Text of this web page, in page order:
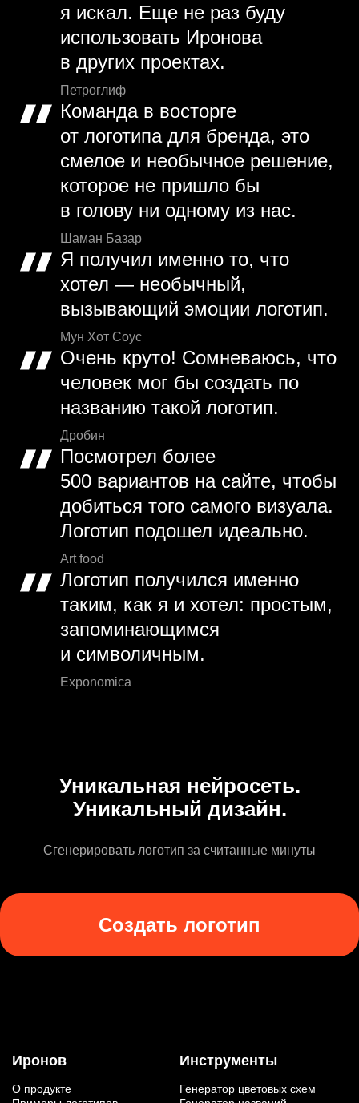
я искал. Еще не раз буду
использовать Иронова
в других проектах.
Петроглиф
Команда в восторге
от логотипа для бренда, это
смелое и необычное решение,
которое не пришло бы
в голову ни одному из нас.
Шаман Базар
Я получил именно то, что
хотел — необычный,
вызывающий эмоции логотип.
Мун Хот Соус
Очень круто! Сомневаюсь, что
человек мог бы создать по
названию такой логотип.
Дробин
Посмотрел более
500 вариантов на сайте, чтобы
добиться того самого визуала.
Логотип подошел идеально.
Art food
Логотип получился именно
таким, как я и хотел: простым,
запоминающимся
и символичным.
Exponomica
Уникальная нейросеть.
Уникальный дизайн.
Сгенерировать логотип за считанные минуты
Создать логотип
Иронов
О продукте
Инструменты
Генератор цветовых схем